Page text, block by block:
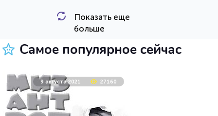
HTML - код
8 мая 2021
Показать еще
больше
Самое популярное сейчас
9 августа 2021 27160